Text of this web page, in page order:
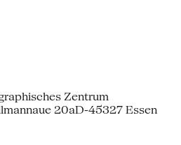
Zentrum
20aD-45327 Essen